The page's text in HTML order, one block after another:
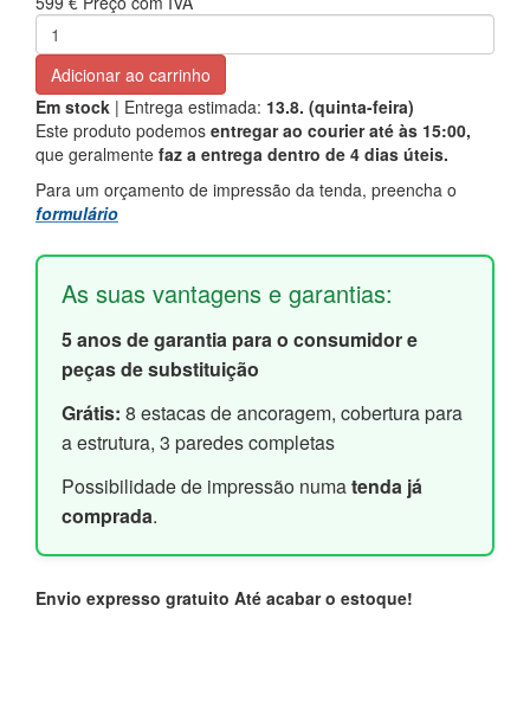
Adicionar ao carrinho
Em stock | Entrega estimada: 13.8. (quinta-feira)
Este produto podemos entregar ao courier até às 15:00,
que geralmente faz a entrega dentro de 4 dias úteis.
Para um orçamento de impressão da tenda, preencha o
formulário
As suas vantagens e garantias:
5 anos de garantia para o consumidor e
peças de substituição
Grátis: 8 estacas de ancoragem, cobertura para
a estrutura, 3 paredes completas
Possibilidade de impressão numatenda já
comprada.
Envio expresso gratuito Até acabar o estoque!